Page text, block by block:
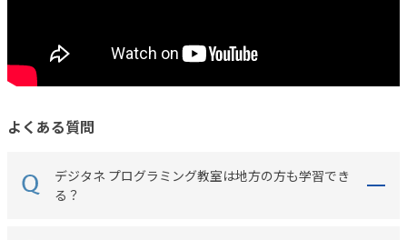
よくある質問
デジタネ プログラミング教室は地方の方も学習でき
る？